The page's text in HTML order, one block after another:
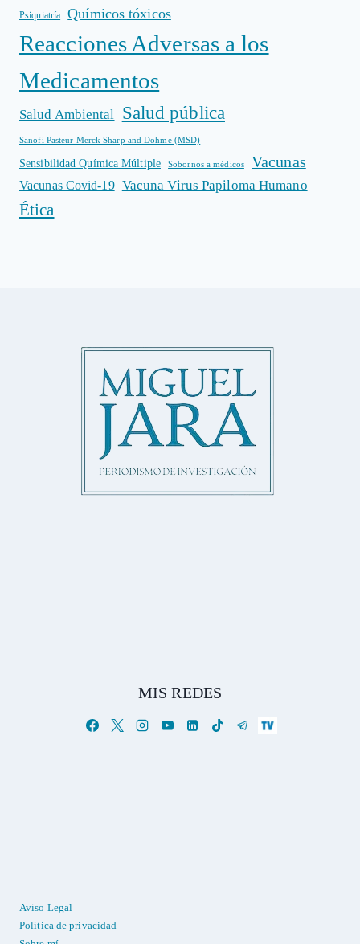
Psiquiatría Químicos tóxicos
Reacciones Adversas a los
Medicamentos
Salud Ambiental Salud pública
Sanofi Pasteur Merck Sharp and Dohme (MSD)
Sensibilidad Química Múltiple Sobornos a médicos Vacunas
Vacunas Covid-19 Vacuna Virus Papiloma Humano
Ética
MIS REDES
Aviso Legal
Política de privacidad